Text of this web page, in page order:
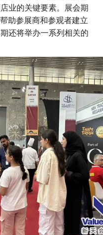
业的关键要素。展会期
助参展商和参观者建立
还将举办一系列相关的